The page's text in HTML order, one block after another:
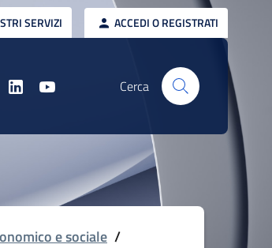
SERVIZI ACCEDI O REGISTRATI
Cerca
e sociale /